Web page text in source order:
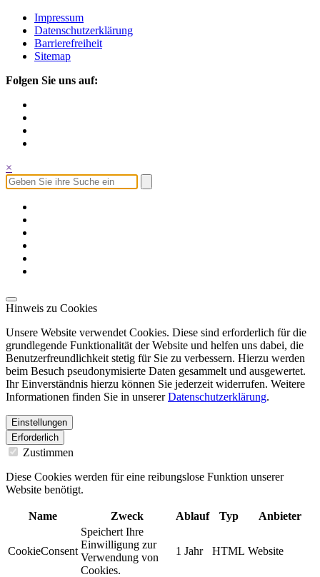
Impressum
Datenschutzerklärung
Barrierefreiheit
Sitemap
Folgen Sie uns auf:
×
Hinweis zu Cookies
Unsere Website verwendet Cookies. Diese sind erforderlich für die
grundlegende Funktionalität der Website und helfen uns dabei, die
Benutzerfreundlichkeit stetig für Sie zu verbessern. Hierzu werden
beim Besuch pseudonymisierte Daten gesammelt und ausgewertet.
Ihr Einverständnis hierzu können Sie jederzeit widerrufen. Weitere
Informationen finden Sie in unsererDatenschutzerklärung.
Einstellungen
Erforderlich
Zustimmen
Diese Cookies werden für eine reibungslose Funktion unserer
Website benötigt.
Name Zweck Ablauf Typ Anbieter
CookieConsent
Speichert Ihre
Einwilligung zur
Verwendung von
Cookies.
1 Jahr HTML Website